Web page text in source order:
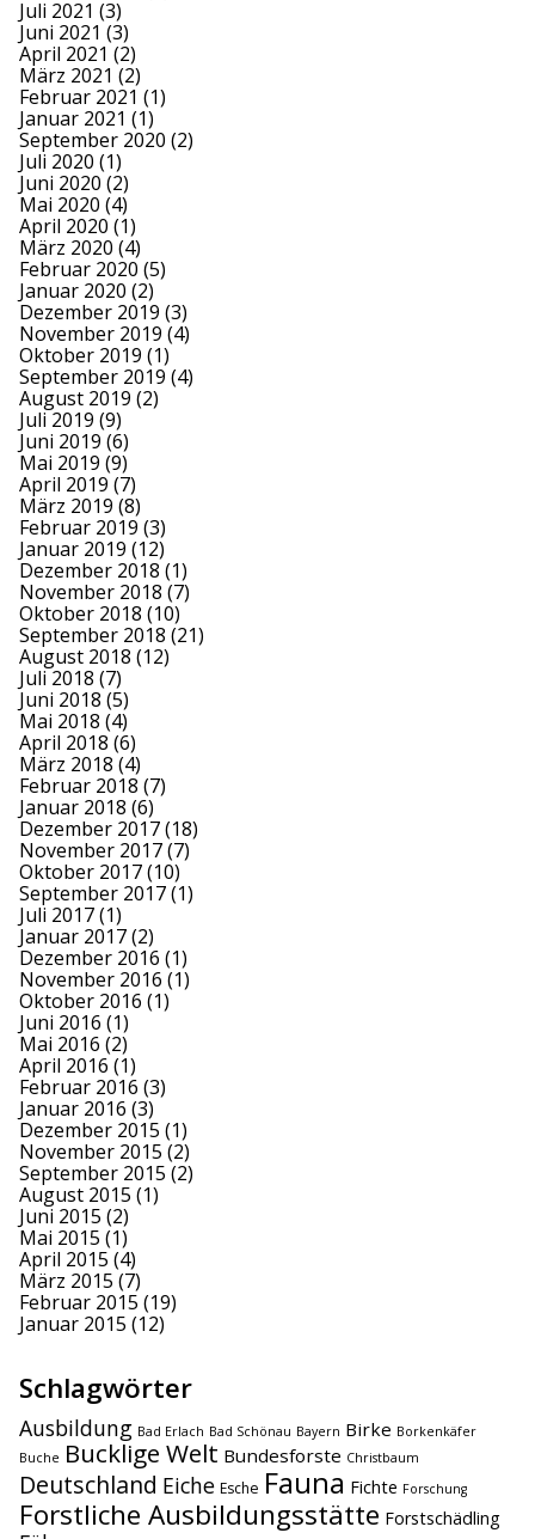
Juli 2021 (3)
Juni 2021 (3)
April 2021 (2)
März 2021 (2)
Februar 2021 (1)
Januar 2021 (1)
September 2020 (2)
Juli 2020 (1)
Juni 2020 (2)
Mai 2020 (4)
April 2020 (1)
März 2020 (4)
Februar 2020 (5)
Januar 2020 (2)
Dezember 2019 (3)
November 2019 (4)
Oktober 2019 (1)
September 2019 (4)
August 2019 (2)
Juli 2019 (9)
Juni 2019 (6)
Mai 2019 (9)
April 2019 (7)
März 2019 (8)
Februar 2019 (3)
Januar 2019 (12)
Dezember 2018 (1)
November 2018 (7)
Oktober 2018 (10)
September 2018 (21)
August 2018 (12)
Juli 2018 (7)
Juni 2018 (5)
Mai 2018 (4)
April 2018 (6)
März 2018 (4)
Februar 2018 (7)
Januar 2018 (6)
Dezember 2017(18)
November 2017(7)
Oktober 2017(10)
September 2017(1)
Juli 2017(1)
Januar 2017(2)
Dezember 2016 (1)
November 2016 (1)
Oktober 2016 (1)
Juni 2016 (1)
Mai 2016 (2)
April 2016 (1)
Februar 2016 (3)
Januar 2016 (3)
Dezember 2015 (1)
November 2015 (2)
September 2015 (2)
August 2015 (1)
Juni 2015 (2)
Mai 2015 (1)
April 2015 (4)
März 2015 (7)
Februar 2015 (19)
Januar 2015 (12)
Schlagwörter
Ausbildung Bad Erlach Bad Schönau Bayern Birke Borkenkäfer
Buche Bucklige Welt Bundesforste Christbaum
Deutschland Eiche Esche Fauna Fichte Forschung
Forstliche Ausbildungsstätte Forstschädling